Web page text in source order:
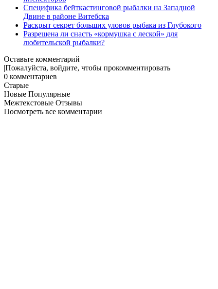
Специфика бейткастинговой рыбалки на Западной
Двине в районе Витебска
Раскрыт секрет больших уловов рыбака из Глубокого
Разрешена ли снасть «кормушка с леской» для
любительской рыбалки?
Оставьте комментарий
|Пожалуйста, войдите, чтобы прокомментировать
0 комментариев
Старые
Новые Популярные
Межтекстовые Отзывы
Посмотреть все комментарии